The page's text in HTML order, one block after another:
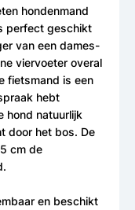
hondenmand
perfect geschikt
van een dames-
viervoeter overal
fietsmand is een
hebt
hond natuurlijk
door het bos. De
cm de
en beschikt